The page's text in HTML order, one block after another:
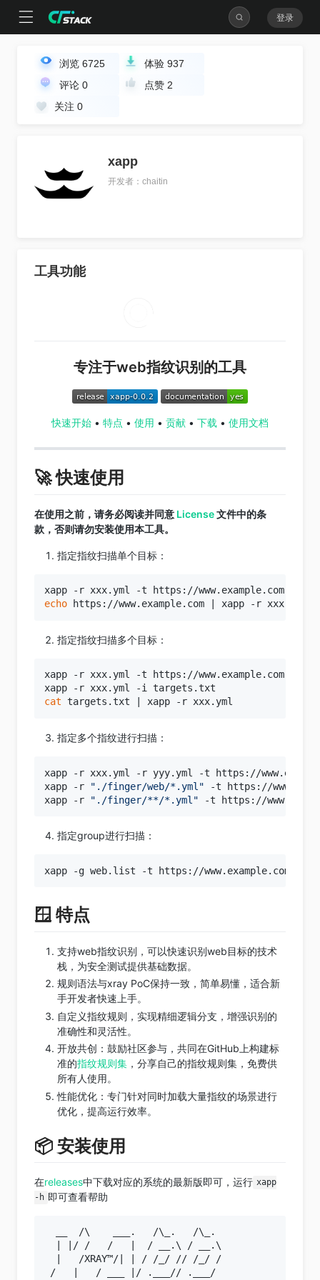
登录
浏览 6725 体验 937
评论 0 点赞 2
关注 0
xapp
开发者：chaitin
工具功能
专注于web指纹识别的工具
快速开始 • 特点 • 使用 • 贡献 • 下载 • 使用文档
🚀 快速使用
在使用之前，请务必阅读并同意 License文件中的条
款，否则请勿安装使用本工具。
指定指纹扫描单个目标：
xapp -r xxx.yml -t https://www.example.com
echo
指定指纹扫描多个目标：
xapp -r xxx.yml -t https://www.example.com -t
cat
指定多个指纹进行扫描：
xapp -r xxx.yml -r yyy.yml -t https://
xapp -r
"./finger/web/*.yml" -t https://
xapp -r
"./finger/**/*.yml"
指定group进行扫描：
🪟 特点
支持web指纹识别，可以快速识别web目标的技术
栈，为安全测试提供基础数据。
规则语法与xray PoC保持一致，简单易懂，适合新
手开发者快速上手。
自定义指纹规则，实现精细逻辑分支，增强识别的
准确性和灵活性。
开放共创：鼓励社区参与，共同在GitHub上构建标
准的指纹规则集 ，分享自己的指纹规则集，免费供
所有人使用。
性能优化：专门针对同时加载大量指纹的场景进行
优化，提高运行效率。
📦 安装使用
在releases中下载对应的系统的最新版即可，运行 xapp
-h 即可查看帮助
  __  /\    ___.   /\_.   /\_.
  | |/ /   /   |  / __.\ / __.\
  |   /XRAY™/| | / /_/ // /_/ /
/   |   / ___ |/ .___// .___/